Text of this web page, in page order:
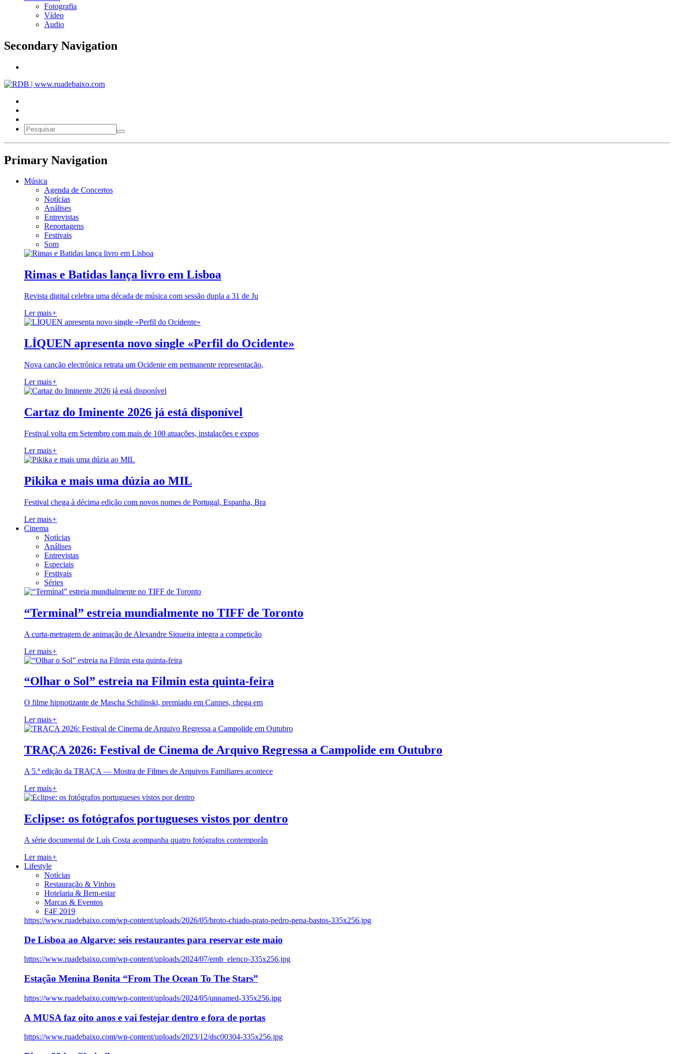
Fotografia
Vídeo
Audio
Secondary Navigation
Primary Navigation
Música
Agenda de Concertos
Notícias
Análises
Entrevistas
Reportagens
Festivais
Som
Rimas e Batidas lança livro em Lisboa
Revista digital celebra uma década de música com sessão dupla a 31 de Ju
Ler mais+
LÍQUEN apresenta novo single «Perfil do Ocidente»
Nova canção electrónica retrata um Ocidente em permanente representação,
Ler mais+
Cartaz do Iminente 2026 já está disponível
Festival volta em Setembro com mais de 100 atuações, instalações e expos
Ler mais+
Pikika e mais uma dúzia ao MIL
Festival chega à décima edição com novos nomes de Portugal, Espanha, Bra
Ler mais+
Cinema
Notícias
Análises
Entrevistas
Especiais
Festivais
Séries
“Terminal” estreia mundialmente no TIFF de Toronto
A curta-metragem de animação de Alexandre Siqueira integra a competição
Ler mais+
“Olhar o Sol” estreia na Filmin esta quinta-feira
O filme hipnotizante de Mascha Schilinski, premiado em Cannes, chega em
Ler mais+
TRAÇA 2026: Festival de Cinema de Arquivo Regressa a Campolide em Outubro
A 5.ª edição da TRAÇA — Mostra de Filmes de Arquivos Familiares acontece
Ler mais+
Eclipse: os fotógrafos portugueses vistos por dentro
A série documental de Luís Costa acompanha quatro fotógrafos contemporân
Ler mais+
Lifestyle
Notícias
Restauração & Vinhos
Hotelaria & Bem-estar
Marcas & Eventos
F4F 2019
https://www.ruadebaixo.com/wp-content/uploads/2026/05/broto-chiado-prato-pedro-pena-bastos-335x256.jpg
De Lisboa ao Algarve: seis restaurantes para reservar este maio
https://www.ruadebaixo.com/wp-content/uploads/2024/07/emb_elenco-335x256.jpg
Estação Menina Bonita “From The Ocean To The Stars”
https://www.ruadebaixo.com/wp-content/uploads/2024/05/unnamed-335x256.jpg
A MUSA faz oito anos e vai festejar dentro e fora de portas
https://www.ruadebaixo.com/wp-content/uploads/2023/12/dsc00304-335x256.jpg